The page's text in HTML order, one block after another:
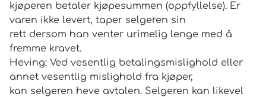
kjøperen betaler kjøpesummen (oppfyllelse). Er
varen ikke levert, taper selgeren sin
rett dersom han venter urimelig lenge med å
fremme kravet.
Heving: Ved vesentlig betalingsmislighold eller
annet vesentlig mislighold fra kjøper,
kan selgeren heve avtalen. Selgeren kan likevel